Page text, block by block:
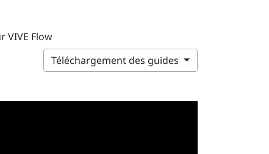
VIVE Flow
Téléchargement des guides